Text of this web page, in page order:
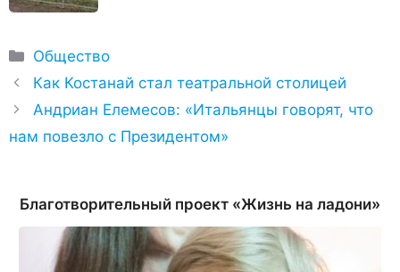
Рубрики
Общество
Как Костанай стал театральной столицей
Андриан Елемесов: «Итальянцы говорят, что
нам повезло с Президентом»
Благотворительный проект «Жизнь на ладони»